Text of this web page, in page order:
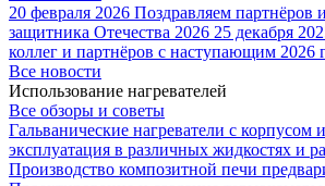
20 февраля 2026 Поздравляем партнёров
защитника Отечества 2026 25 декабря
коллег и партнёров с наступающим 2026
Все новости
Использование нагревателей
Все обзоры и советы
Гальванические нагреватели с корпусом
эксплуатация в различных жидкостях и
Производство композитной печи